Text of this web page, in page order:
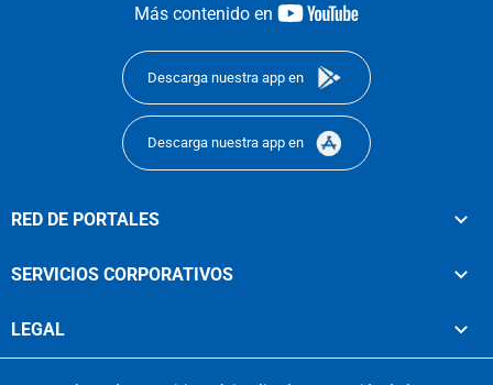
Más contenido en
youtube-
Descarga nuestra app en
Descarga nuestra app en
RED DE PORTALES
SERVICIOS CORPORATIVOS
LEGAL